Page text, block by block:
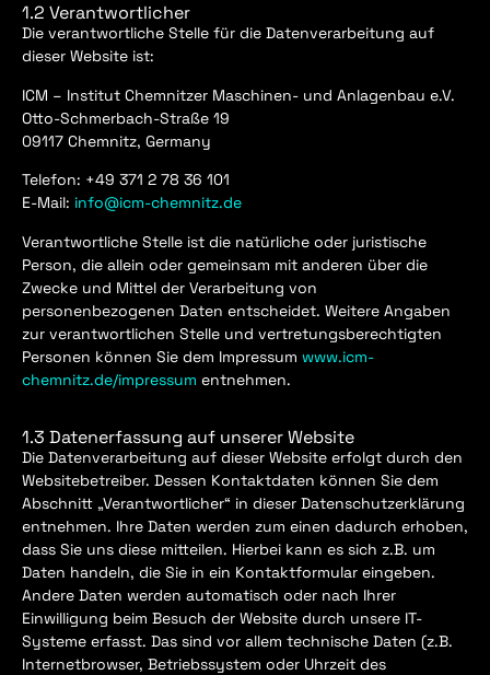
1.2 Verantwortlicher
Die verantwortliche Stelle für die Datenverarbeitung auf
dieser Website ist:
ICM – Institut Chemnitzer Maschinen- und Anlagenbau e.V.
Otto-Schmerbach-Straße 19
09117 Chemnitz, Germany
Telefon: +49 371 2 78 36 101
E-Mail: info@icm-chemnitz.de
Verantwortliche Stelle ist die natürliche oder juristische
Person, die allein oder gemeinsam mit anderen über die
Zwecke und Mittel der Verarbeitung von
personenbezogenen Daten entscheidet. Weitere Angaben
zur verantwortlichen Stelle und vertretungsberechtigten
Personen können Sie dem Impressum www.icm-
chemnitz.de/impressum entnehmen.
1.3 Datenerfassung auf unserer Website
Die Datenverarbeitung auf dieser Website erfolgt durch den
Websitebetreiber. Dessen Kontaktdaten können Sie dem
Abschnitt „Verantwortlicher“ in dieser Datenschutzerklärung
entnehmen. Ihre Daten werden zum einen dadurch erhoben,
dass Sie uns diese mitteilen. Hierbei kann es sich z.B. um
Daten handeln, die Sie in ein Kontaktformular eingeben.
Andere Daten werden automatisch oder nach Ihrer
Einwilligung beim Besuch der Website durch unsere IT-
Systeme erfasst. Das sind vor allem technische Daten (z.B.
Internetbrowser, Betriebssystem oder Uhrzeit des